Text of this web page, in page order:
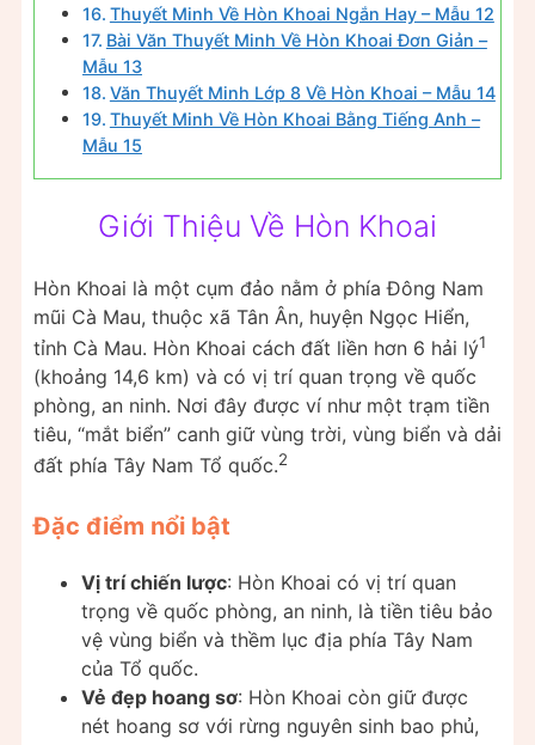
Thuyết Minh Về Hòn Khoai Ngắn Hay – Mẫu 12
Bài Văn Thuyết Minh Về Hòn Khoai Đơn Giản –
Mẫu 13
Văn Thuyết Minh Lớp 8 Về Hòn Khoai – Mẫu 14
Thuyết Minh Về Hòn Khoai Bằng Tiếng Anh –
Mẫu 15
Giới Thiệu Về Hòn Khoai
Hòn Khoai là một cụm đảo nằm ở phía Đông Nam
mũi Cà Mau, thuộc xã Tân Ân, huyện Ngọc Hiển,
tỉnh Cà Mau. Hòn Khoai cách đất liền hơn 6 hải lý1
(khoảng 14,6 km) và có vị trí quan trọng về quốc
phòng, an ninh. Nơi đây được ví như một trạm tiền
tiêu, “mắt biển” canh giữ vùng trời, vùng biển và dải
đất phía Tây Nam Tổ quốc.2
Đặc điểm nổi bật
Vị trí chiến lược: Hòn Khoai có vị trí quan
trọng về quốc phòng, an ninh, là tiền tiêu bảo
vệ vùng biển và thềm lục địa phía Tây Nam
của Tổ quốc.
Vẻ đẹp hoang sơ: Hòn Khoai còn giữ được
nét hoang sơ với rừng nguyên sinh bao phủ,